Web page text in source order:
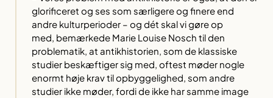
glorificeret og ses som særligere og finere end
andre kulturperioder – og dét skal vi gøre op
med, bemærkede Marie Louise Nosch til den
problematik, at antikhistorien, som de klassiske
studier beskæftiger sig med, oftest møder nogle
enormt høje krav til opbyggelighed, som andre
studier ikke møder, fordi de ikke har samme image